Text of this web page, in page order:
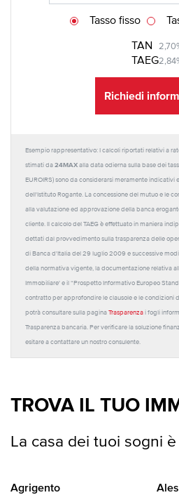
TAN
TAEG
Tasso fisso
Richiedi
Esempio rappresentativo: I calcoli riportati relativi a
stimati da 24MAX alla data odierna sulla base dei
EUROIRS) sono da considerarsi meramente
dell'Istituto Rogante. La concessione del mutuo e le
alla valutazione ed approvazione della banca
cliente. Il calcolo del TAEG è effettuato in maniera
dettati dal provvedimento sulla trasparenza delle
di Banca d'Italia del 29 luglio 2009 e successive
della normativa vigente, la documentazione relativa
Immobiliare' e il “Prospetto Informativo Europeo
contratto per approfondire le clausole e le condizioni
potrà consultare sulla pagina Trasparenza i fogli
Trasparenza bancaria. Per verificare la soluzione
esitare a contattare un nostro consulente.
TROVA IL TUO
La casa dei tuoi sogni
Agrigento